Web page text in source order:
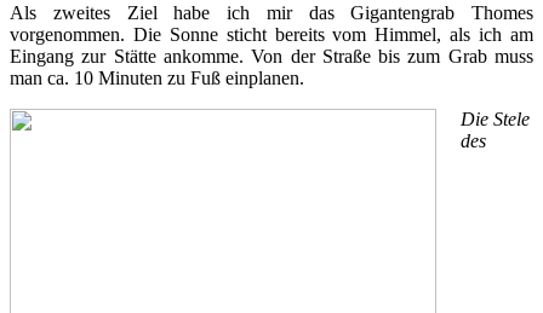
Als zweites Ziel habe ich mir das Gigantengrab Thomes
vorgenommen. Die Sonne sticht bereits vom Himmel, als ich am
Eingang zur Stätte ankomme. Von der Straße bis zum Grab muss
man ca. 10 Minuten zu Fuß einplanen.
Die Stele
des